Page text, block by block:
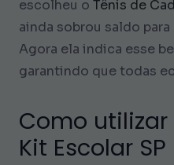
escolheu o Tênis de
ainda sobrou saldo
Agora ela indica esse
garantindo que todas
Como
Kit Escolar SP